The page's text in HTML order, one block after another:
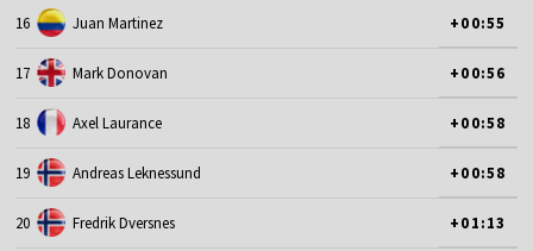
16 Juan Martinez +00:55
17 Mark Donovan +00:56
18 Axel Laurance +00:58
19 Andreas Leknessund +00:58
20 Fredrik Dversnes +01:13